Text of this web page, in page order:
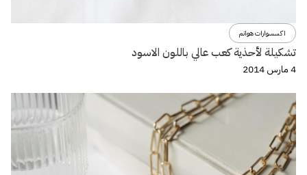
اكسسوارات هوانم
تشكيلة لأحذية كعب عالي باللون الاسود
4 مارس 2014